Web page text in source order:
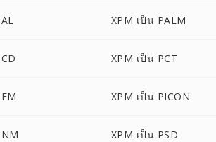
XPM เป็น PALM
XPM เป็น PCT
XPM เป็น PICON
XPM เป็น PSD